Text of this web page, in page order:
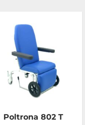
Poltrona 802 T